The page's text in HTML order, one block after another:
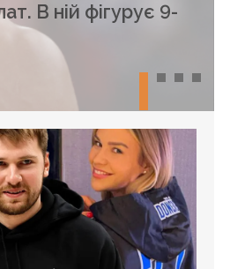
В ній фігурує 9-